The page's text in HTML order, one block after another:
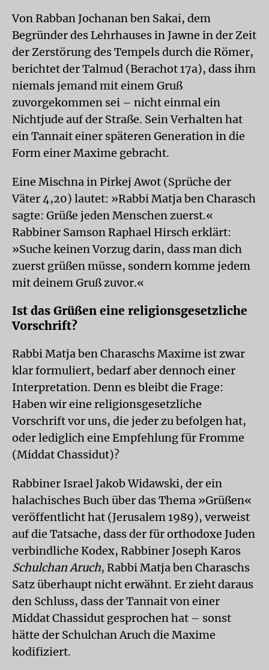
Von Rabban Jochanan ben Sakai, dem
Begründer des Lehrhauses in Jawne in der Zeit
der Zerstörung des Tempels durch die Römer,
berichtet der Talmud (Berachot 17a), dass ihm
niemals jemand mit einem Gruß
zuvorgekommen sei – nicht einmal ein
Nichtjude auf der Straße. Sein Verhalten hat
ein Tannait einer späteren Generation in die
Form einer Maxime gebracht.
Eine Mischna in Pirkej Awot (Sprüche der
Väter 4,20) lautet: »Rabbi Matja ben Charasch
sagte: Grüße jeden Menschen zuerst.«
Rabbiner Samson Raphael Hirsch erklärt:
»Suche keinen Vorzug darin, dass man dich
zuerst grüßen müsse, sondern komme jedem
mit deinem Gruß zuvor.«
Ist das Grüßen eine religionsgesetzliche
Vorschrift?
Rabbi Matja ben Charaschs Maxime ist zwar
klar formuliert, bedarf aber dennoch einer
Interpretation. Denn es bleibt die Frage:
Haben wir eine religionsgesetzliche
Vorschrift vor uns, die jeder zu befolgen hat,
oder lediglich eine Empfehlung für Fromme
(Middat Chassidut)?
Rabbiner Israel Jakob Widawski, der ein
halachisches Buch über das Thema »Grüßen«
veröffentlicht hat (Jerusalem 1989), verweist
auf die Tatsache, dass der für orthodoxe Juden
verbindliche Kodex, Rabbiner Joseph Karos
Schulchan Aruch, Rabbi Matja ben Charaschs
Satz überhaupt nicht erwähnt. Er zieht daraus
den Schluss, dass der Tannait von einer
Middat Chassidut gesprochen hat – sonst
hätte der Schulchan Aruch die Maxime
kodifiziert.